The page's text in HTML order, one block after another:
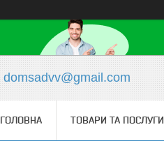
domsadvv@gmail.com
ГОЛОВНА ТОВАРИ ТА ПОСЛУГИ